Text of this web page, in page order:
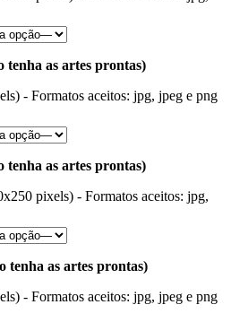
tenha as artes prontas)
- Formatos aceitos: jpg, jpeg e png
tenha as artes prontas)
pixels) - Formatos aceitos: jpg,
tenha as artes prontas)
- Formatos aceitos: jpg, jpeg e png